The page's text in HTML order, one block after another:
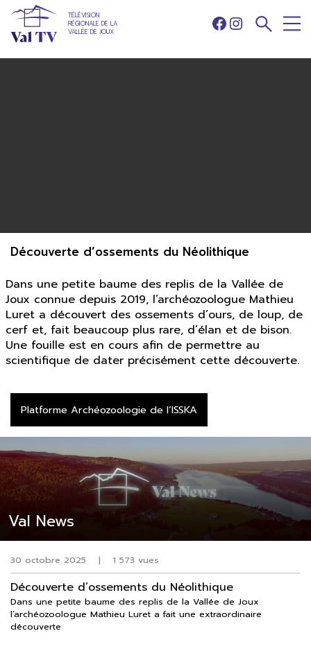
TÉLÉVISION
RÉGIONALE DE LA
VALLÉE DE JOUX
Facebook
Instagram
Val News
30 octobre 2025 | 1 573 vues
Découverte d’ossements du Néolithique
Dans une petite baume des replis de la Vallée de Joux
l’archéozoologue Mathieu Luret a fait une extraordinaire
découverte
Découverte d’ossements du Néolithique
Dans une petite baume des replis de la Vallée de
Joux connue depuis 2019, l’archéozoologue Mathieu
Luret a découvert des ossements d’ours, de loup, de
cerf et, fait beaucoup plus rare, d’élan et de bison.
Une fouille est en cours afin de permettre au
scientifique de dater précisément cette découverte.
Platforme Archéozoologie de l’ISSKA